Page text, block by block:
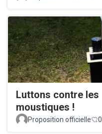
Luttons contre les
moustiques !
Proposition officielle
0